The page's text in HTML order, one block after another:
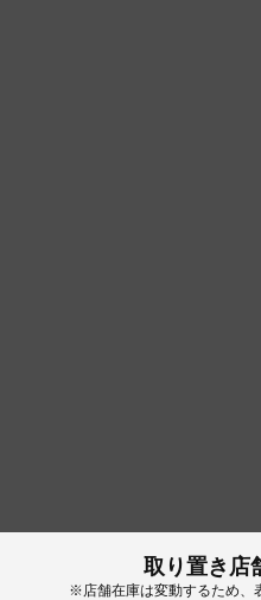
取り置き店
※店舗在庫は変動するため、